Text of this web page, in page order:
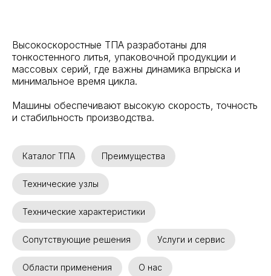
Высокоскоростные ТПА разработаны для
тонкостенного литья, упаковочной продукции и
массовых серий, где важны динамика впрыска и
минимальное время цикла.
Машины обеспечивают высокую скорость, точность
и стабильность производства.
Каталог ТПА Преимущества
Технические узлы
Технические характеристики
Сопутствующие решения Услуги и сервис
Области применения О нас